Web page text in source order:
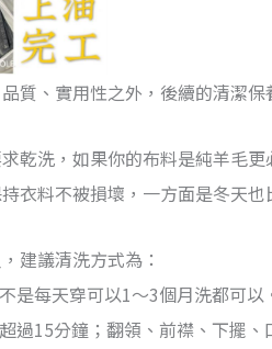
質、實用性之外，後續的清潔保
乾洗，如果你的布料是純羊毛
衣料不被損壞，一方面是冬天也
建議清洗方式為：
是每天穿可以1～3個月洗都可以
過15分鐘；翻領、前襟、下擺